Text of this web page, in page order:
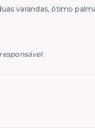
varandas, ótimo